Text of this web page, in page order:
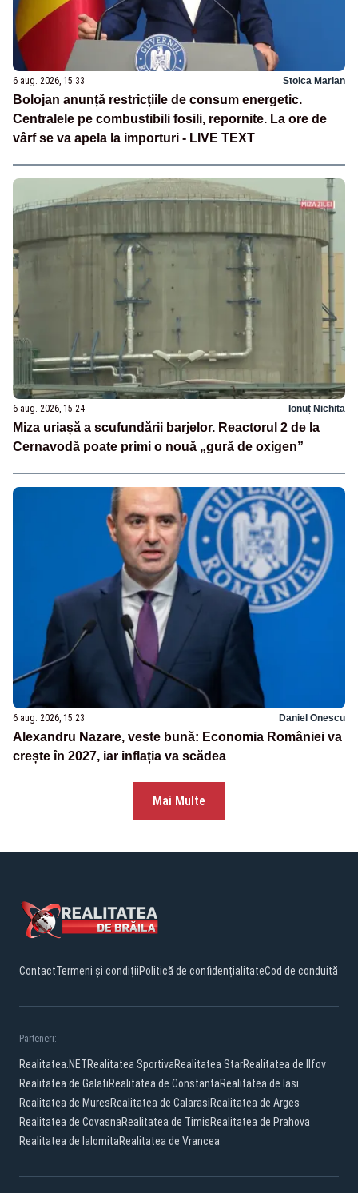
6 aug. 2026, 15:33 Stoica Marian
Bolojan anunță restricțiile de consum energetic.
Centralele pe combustibili fosili, repornite. La ore de
vârf se va apela la importuri - LIVE TEXT
6 aug. 2026, 15:24 Ionuț Nichita
Miza uriașă a scufundării barjelor. Reactorul 2 de la
Cernavodă poate primi o nouă „gură de oxigen”
6 aug. 2026, 15:23 Daniel Onescu
Alexandru Nazare, veste bună: Economia României va
crește în 2027, iar inflația va scădea
Mai Multe
ContactTermeni și condițiiPolitică de confidențialitateCod de conduită
Parteneri:
Realitatea.NETRealitatea SportivaRealitatea StarRealitatea de Ilfov
Realitatea de GalatiRealitatea de ConstantaRealitatea de Iasi
Realitatea de MuresRealitatea de CalarasiRealitatea de Arges
Realitatea de CovasnaRealitatea de TimisRealitatea de Prahova
Realitatea de IalomitaRealitatea de Vrancea